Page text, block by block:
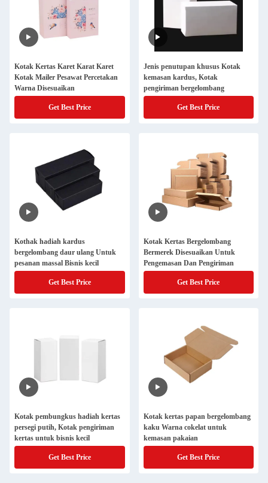
Kotak Kertas Karet Karat Karet
Kotak Mailer Pesawat Percetakan
Warna Disesuaikan
Get Best Price
Jenis penutupan khusus Kotak
kemasan kardus, Kotak
pengiriman bergelombang
Get Best Price
Kothak hadiah kardus
bergelombang daur ulang Untuk
pesanan massal Bisnis kecil
Get Best Price
Kotak Kertas Bergelombang
Bermerek Disesuaikan Untuk
Pengemasan Dan Pengiriman
Get Best Price
Kotak pembungkus hadiah kertas
persegi putih, Kotak pengiriman
kertas untuk bisnis kecil
Get Best Price
Kotak kertas papan bergelombang
kaku Warna cokelat untuk
kemasan pakaian
Get Best Price